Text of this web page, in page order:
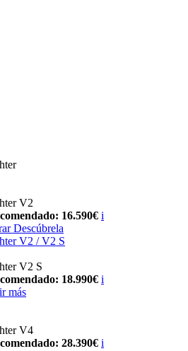
V2
16.590€ i
Descúbrela
V2 / V2 S
V2 S
18.990€ i
más
V4
28.390€ i